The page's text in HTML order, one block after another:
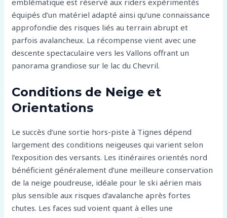
emblématique est réservé aux riders expérimentés
équipés d’un matériel adapté ainsi qu’une connaissance
approfondie des risques liés au terrain abrupt et
parfois avalancheux. La récompense vient avec une
descente spectaculaire vers les Vallons offrant un
panorama grandiose sur le lac du Chevril.
Conditions de Neige et
Orientations
Le succès d’une sortie hors-piste à Tignes dépend
largement des conditions neigeuses qui varient selon
l’exposition des versants. Les itinéraires orientés nord
bénéficient généralement d’une meilleure conservation
de la neige poudreuse, idéale pour le ski aérien mais
plus sensible aux risques d’avalanche après fortes
chutes. Les faces sud voient quant à elles une